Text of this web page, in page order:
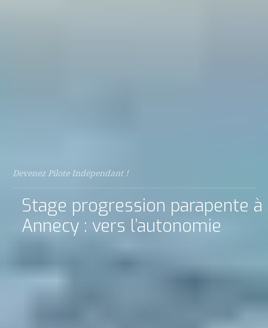
Devenez Pilote Indépendant !
Stage progression parapente à
Annecy : vers l’autonomie